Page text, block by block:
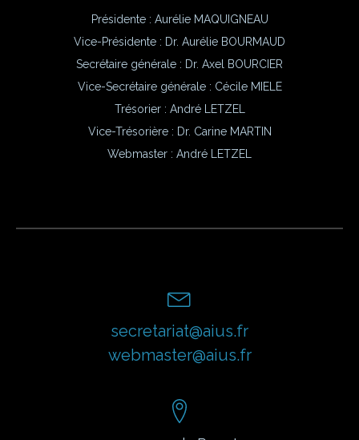
Présidente : Aurélie MAQUIGNEAU
Vice-Présidente : Dr. Aurélie BOURMAUD
Secrétaire générale : Dr. Axel BOURCIER
Vice-Secrétaire générale : Cécile MIELE
Trésorier : André LETZEL
Vice-Trésorière : Dr. Carine MARTIN
Webmaster : André LETZEL
secretariat@aius.fr
webmaster@aius.fr